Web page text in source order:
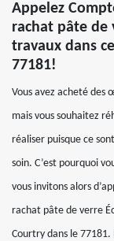
Appelez
rachat pâte de
travaux dans
77181!
Vous avez acheté des
mais vous souhaitez
réaliser puisque ce
soin. C’est pourquoi
vous invitons alors
rachat pâte de verre
Courtry dans le 77181.